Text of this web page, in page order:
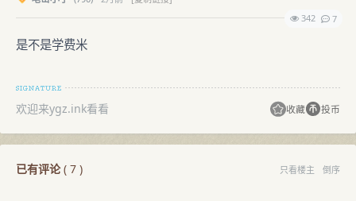
342
7
是不是学费米
欢迎来ygz.ink看看 收藏 投币
已有评论( 7 ) 只看楼主 倒序